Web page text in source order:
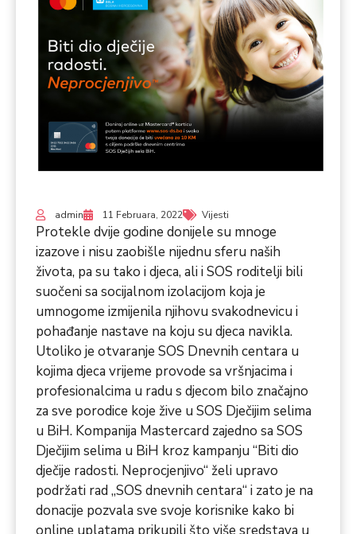
admin 11 Februara, 2022 Vijesti
Protekle dvije godine donijele su mnoge
izazove i nisu zaobišle nijednu sferu naših
života, pa su tako i djeca, ali i SOS roditelji bili
suočeni sa socijalnom izolacijom koja je
umnogome izmijenila njihovu svakodnevicu i
pohađanje nastave na koju su djeca navikla.
Utoliko je otvaranje SOS Dnevnih centara u
kojima djeca vrijeme provode sa vršnjacima i
profesionalcima u radu s djecom bilo značajno
za sve porodice koje žive u SOS Dječijim selima
u BiH. Kompanija Mastercard zajedno sa SOS
Dječijim selima u BiH kroz kampanju “Biti dio
dječije radosti. Neprocjenjivo“ želi upravo
podržati rad „SOS dnevnih centara“ i zato je na
donacije pozvala sve svoje korisnike kako bi